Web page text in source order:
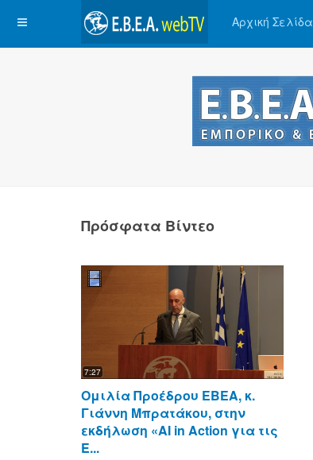
Αρχική Σελίδα
Πρόσφατα Βίντεο
7:27
Ομιλία Προέδρου ΕΒΕΑ, κ.
Γιάννη Μπρατάκου, στην
εκδήλωση «AI in Action για τις
Ε...